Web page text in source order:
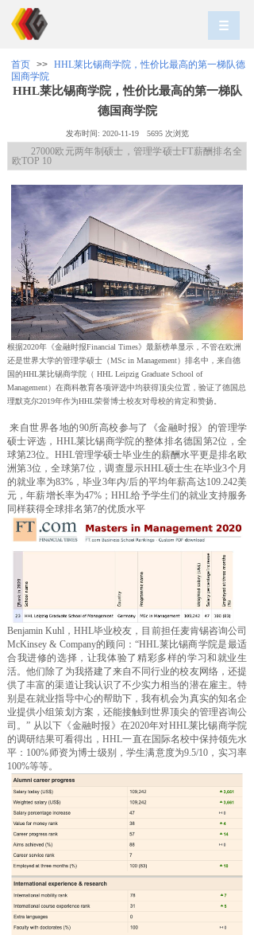
首页 >> HHL莱比锡商学院，性价比最高的第一梯队德
国商学院
HHL莱比锡商学院，性价比最高的第一梯队
德国商学院
发布时间: 2020-11-19 5695 次浏览
27000欧元两年制硕士，管理学硕士FT薪酬排名全
欧TOP 10
根据2020年《金融时报Financial Times》最新榜单显示，不管在欧洲
还是世界大学的管理学硕士（MSc in Management）排名中，来自德
国的HHL莱比锡商学院（ HHL Leipzig Graduate School of
Management）在商科教育各项评选中均获得顶尖位置，验证了德国总
理默克尔2019年作为HHL荣誉博士校友对母校的肯定和赞扬。
来自世界各地的90所高校参与了《金融时报》的管理学
硕士评选，HHL莱比锡商学院的整体排名德国第2位，全
球第23位。HHL管理学硕士毕业生的薪酬水平更是排名欧
洲第3位，全球第7位，调查显示HHL硕士生在毕业3个月
的就业率为83%，毕业3年内/后的平均年薪高达109.242美
元，年薪增长率为47%；HHL给予学生们的就业支持服务
同样获得全球排名第7的优质水平
Benjamin Kuhl，HHL毕业校友，目前担任麦肯锡咨询公司
McKinsey & Company的顾问：“HHL莱比锡商学院是最适
合我进修的选择，让我体验了精彩多样的学习和就业生
活。他们除了为我搭建了来自不同行业的校友网络，还提
供了丰富的渠道让我认识了不少实力相当的潜在雇主。特
别是在就业指导中心的帮助下，我有机会为真实的知名企
业提供小组策划方案，还能接触到世界顶尖的管理咨询公
司。” 从以下《金融时报》在2020年对HHL莱比锡商学院
的调研结果可看得出，HHL一直在国际名校中保持领先水
平：100%师资为博士级别，学生满意度为9.5/10，实习率
100%等等。